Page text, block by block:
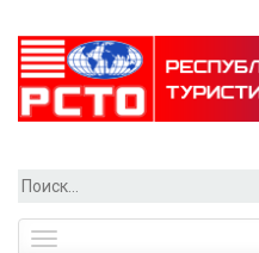
Найти: